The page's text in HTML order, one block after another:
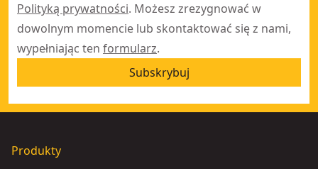
Polityką prywatności. Możesz zrezygnować w
dowolnym momencie lub skontaktować się z nami,
wypełniając ten formularz.
Subskrybuj
Produkty